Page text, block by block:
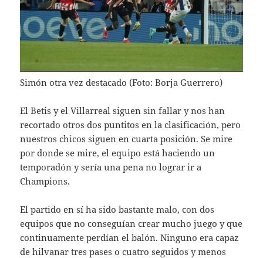
Simón otra vez destacado (Foto: Borja Guerrero)
El Betis y el Villarreal siguen sin fallar y nos han
recortado otros dos puntitos en la clasificación, pero
nuestros chicos siguen en cuarta posición. Se mire
por donde se mire, el equipo está haciendo un
temporadón y sería una pena no lograr ir a
Champions.
El partido en sí ha sido bastante malo, con dos
equipos que no conseguían crear mucho juego y que
continuamente perdían el balón. Ninguno era capaz
de hilvanar tres pases o cuatro seguidos y menos